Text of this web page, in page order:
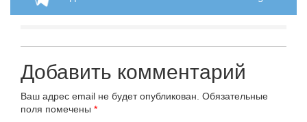
Добавить комментарий
Ваш адрес email не будет опубликован. Обязательные
поля помечены *